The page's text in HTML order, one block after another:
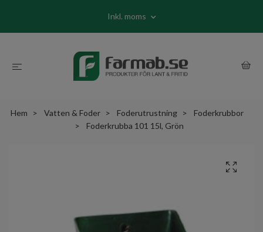
Inkl. moms
Hem Vatten & Foder Foderutrustning
Foderkrubbor
Foderkrubba 101 15l, Grön